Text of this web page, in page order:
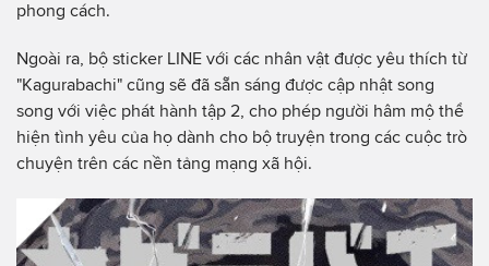
phong cách.
Ngoài ra, bộ sticker LINE với các nhân vật được yêu thích từ
"Kagurabachi" cũng sẽ đã sẵn sáng được cập nhật song
song với việc phát hành tập 2, cho phép người hâm mộ thể
hiện tình yêu của họ dành cho bộ truyện trong các cuộc trò
chuyện trên các nền tảng mạng xã hội.